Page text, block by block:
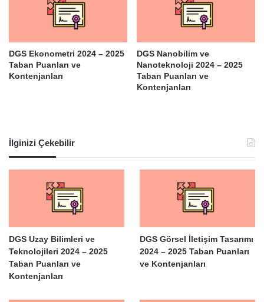
DGS Ekonometri 2024 – 2025
Taban Puanları ve
Kontenjanları
DGS Nanobilim ve
Nanoteknoloji 2024 – 2025
Taban Puanları ve
Kontenjanları
İlginizi Çekebilir
DGS Uzay Bilimleri ve
Teknolojileri 2024 – 2025
Taban Puanları ve
Kontenjanları
DGS Görsel İletişim Tasarımı
2024 – 2025 Taban Puanları
ve Kontenjanları